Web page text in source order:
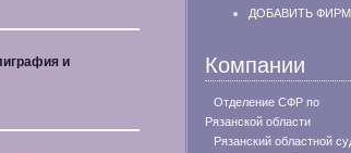
и
ДОБАВИТЬ
Компании
Отделение СФР по
Рязанской области
Рязанский областной